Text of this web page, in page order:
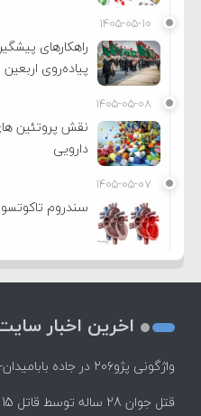
۱۴۰۵-۰۵-۱۰
راهکارهای
پیاده‌روی اربعین
۱۴۰۵-۰۵-۰۸
نقش پروتئین
دارویی
۱۴۰۵-۰۵-۰۷
سندروم
اخرین اخبار
واژگونی پژو۲۰۶ در جاده بابامیدان- نورآباد با ۳ مصدوم
قتل جوان 28 ساله توسط قاتل 15 ساله در کازرون